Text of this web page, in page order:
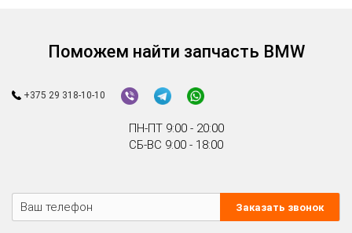
Поможем найти запчасть BMW
+375 29 318-10-10
ПН-ПТ 9:00 - 20:00
СБ-ВС 9:00 - 18:00
Заказать звонок